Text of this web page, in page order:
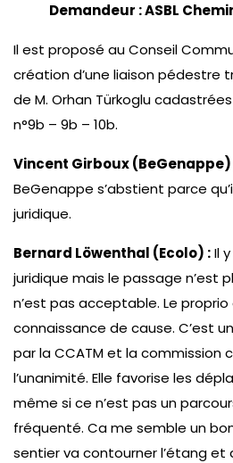
Demandeur : ASBL
Il est proposé au Conseil
création d’une liaison pédestre
de M. Orhan Türkoglu
n°9b – 9b – 10b.
Vincent Girboux (BeGenappe)
BeGenappe s’abstient parce
juridique.
Bernard Löwenthal (Ecolo) :Il
juridique mais le passage n’est
n’est pas acceptable. Le
connaissance de cause. C’est
par la CCATM et la commission
l’unanimité. Elle favorise les
même si ce n’est pas un
fréquenté. Ca me semble un
sentier va contourner l’étang